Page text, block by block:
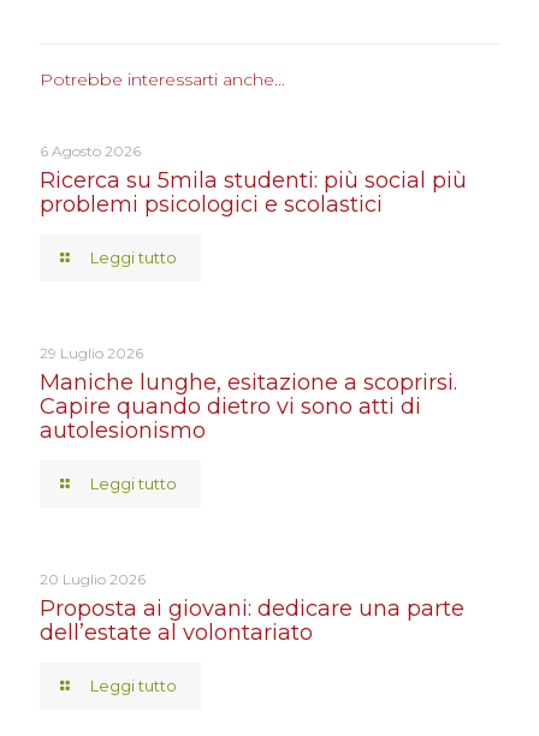
Potrebbe interessarti anche...
6 Agosto 2026
Ricerca su 5mila studenti: più social più
problemi psicologici e scolastici
Leggi tutto
29 Luglio 2026
Maniche lunghe, esitazione a scoprirsi.
Capire quando dietro vi sono atti di
autolesionismo
Leggi tutto
20 Luglio 2026
Proposta ai giovani: dedicare una parte
dell’estate al volontariato
Leggi tutto